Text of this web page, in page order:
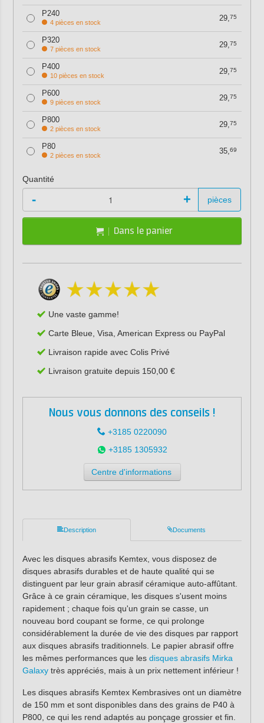
P240
4 pièces en stock 29,75
P320
7 pièces en stock 29,75
P400
10 pièces en stock 29,75
P600
9 pièces en stock 29,75
P800
2 pièces en stock 29,75
P80
2 pièces en stock 35,69
Quantité
- + pièces
Dans le panier
Une vaste gamme!
Carte Bleue, Visa, American Express ou PayPal
Livraison rapide avec Colis Privé
Livraison gratuite depuis 150,00 €
Nous vous donnons des conseils !
+3185 0220090
+3185 1305932
Centre d'informations
Description Documents
Avec les disques abrasifs Kemtex, vous disposez de
disques abrasifs durables et de haute qualité qui se
distinguent par leur grain abrasif céramique auto-affûtant.
Grâce à ce grain céramique, les disques s'usent moins
rapidement ; chaque fois qu'un grain se casse, un
nouveau bord coupant se forme, ce qui prolonge
considérablement la durée de vie des disques par rapport
aux disques abrasifs traditionnels. Le papier abrasif offre
les mêmes performances que les disques abrasifs Mirka
Galaxytrès appréciés, mais à un prix nettement inférieur !
Les disques abrasifs Kemtex Kembrasives ont un diamètre
de 150 mm et sont disponibles dans des grains de P40 à
P800, ce qui les rend adaptés au ponçage grossier et fin.